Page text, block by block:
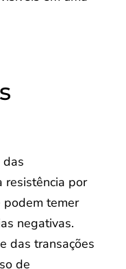
das
resistência por
podem temer
negativas.
das transações
de